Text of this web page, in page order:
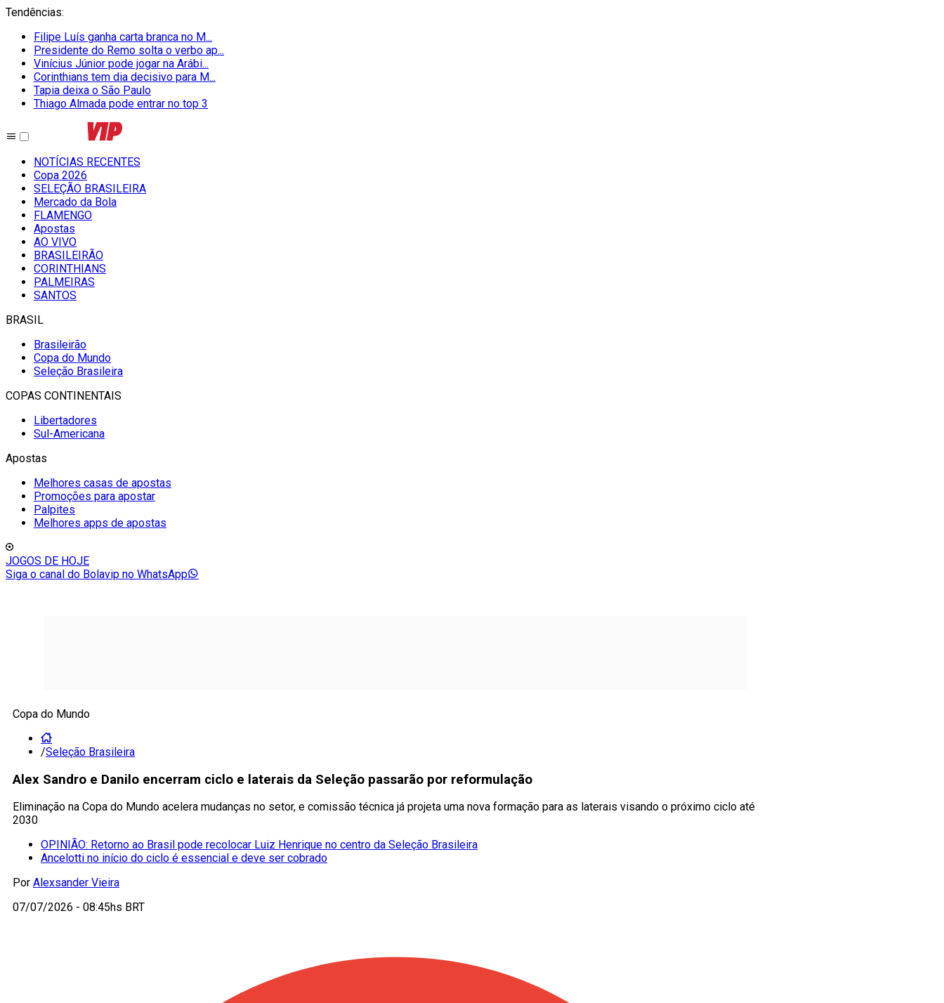
Tendências:
Filipe Luís ganha carta branca no M...
Presidente do Remo solta o verbo ap...
Vinícius Júnior pode jogar na Arábi...
Corinthians tem dia decisivo para M...
Tapia deixa o São Paulo
Thiago Almada pode entrar no top 3
NOTÍCIAS RECENTES
Copa 2026
SELEÇÃO BRASILEIRA
Mercado da Bola
FLAMENGO
Apostas
AO VIVO
BRASILEIRÃO
CORINTHIANS
PALMEIRAS
SANTOS
BRASIL
Brasileirão
Copa do Mundo
Seleção Brasileira
COPAS CONTINENTAIS
Libertadores
Sul-Americana
Apostas
Melhores casas de apostas
Promoções para apostar
Palpites
Melhores apps de apostas
JOGOS DE HOJE
Siga o canal do Bolavip no WhatsApp
Copa do Mundo
/Seleção Brasileira
Alex Sandro e Danilo encerram ciclo e laterais da Seleção passarão por reformulação
Eliminação na Copa do Mundo acelera mudanças no setor, e comissão técnica já projeta uma nova formação para as laterais visando o próximo ciclo até
2030
OPINIÃO: Retorno ao Brasil pode recolocar Luiz Henrique no centro da Seleção Brasileira
Ancelotti no início do ciclo é essencial e deve ser cobrado
Por Alexsander Vieira
07/07/2026 - 08:45hs BRT